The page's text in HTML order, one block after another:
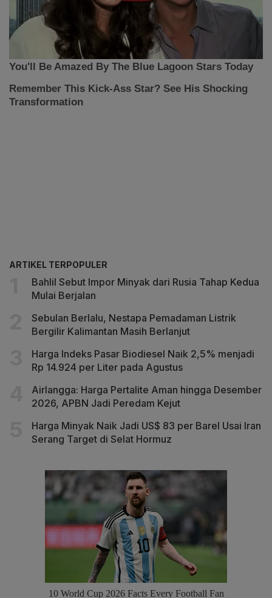
ARTIKEL TERPOPULER
Bahlil Sebut Impor Minyak dari Rusia Tahap Kedua
Mulai Berjalan
Sebulan Berlalu, Nestapa Pemadaman Listrik
Bergilir Kalimantan Masih Berlanjut
Harga Indeks Pasar Biodiesel Naik 2,5% menjadi
Rp 14.924 per Liter pada Agustus
Airlangga: Harga Pertalite Aman hingga Desember
2026, APBN Jadi Peredam Kejut
Harga Minyak Naik Jadi US$ 83 per Barel Usai Iran
Serang Target di Selat Hormuz